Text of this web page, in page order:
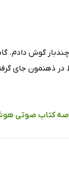
گوش دادم.
در ذهنمون جای
کتاب صوتی